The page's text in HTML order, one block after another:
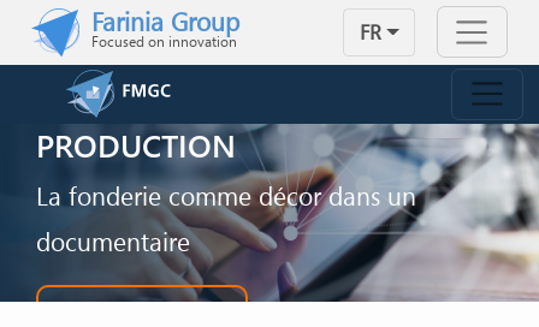
Skip to main content
Farinia Group
Focused on innovation FR
FMGC DANS UN FILM DE IOTA
PRODUCTION
La fonderie comme décor dans un
documentaire
NOUS CONTACTER